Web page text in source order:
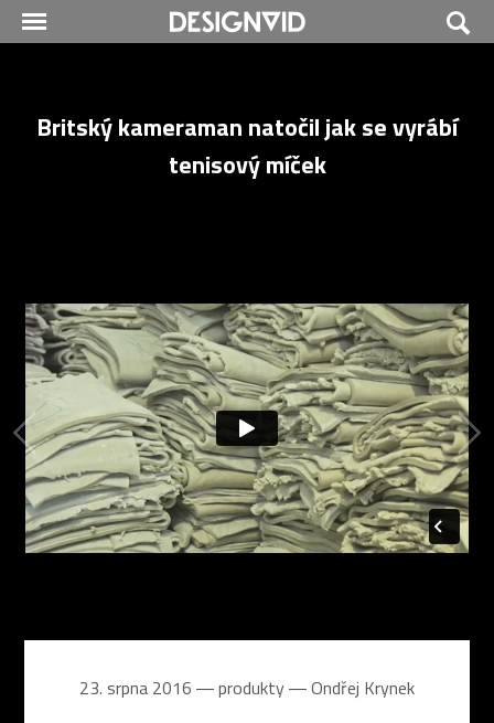
Britský kameraman natočil jak se vyrábí
tenisový míček
23. srpna 2016 ― produkty ―Ondřej Krynek